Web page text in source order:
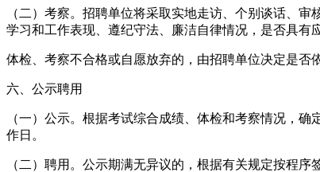
（二）考察。招聘单位将采取实地走访、个别谈话、
学习和工作表现、遵纪守法、廉洁自律情况，是否具有
体检、考察不合格或自愿放弃的，由招聘单位决定是否
六、公示聘用
（一）公示。根据考试综合成绩、体检和考察情况，
作日。
（二）聘用。公示期满无异议的，根据有关规定按程